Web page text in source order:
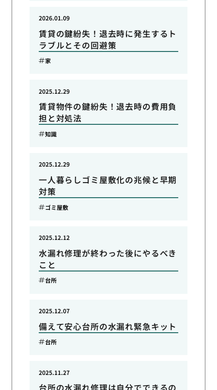
賃貸の鍵紛失！退去時に発生するト
ラブルとその回避策
2026.01.09
家
賃貸物件の鍵紛失！退去時の費用負
担と対処法
2025.12.29
知識
一人暮らしゴミ屋敷化の兆候と早期
対策
2025.12.29
ゴミ屋敷
水漏れ修理が終わった後にやるべき
こと
2025.12.12
台所
備えて安心台所の水漏れ緊急キット
2025.12.07
台所
2025.11.27